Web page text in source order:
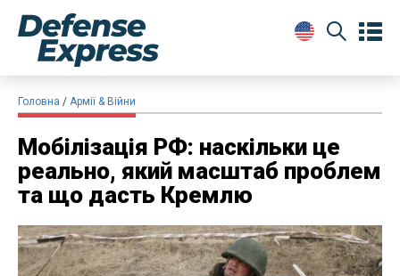
Головна Армії & Війни
Мобілізація РФ: наскільки це
реально, який масштаб проблем
та що дасть Кремлю